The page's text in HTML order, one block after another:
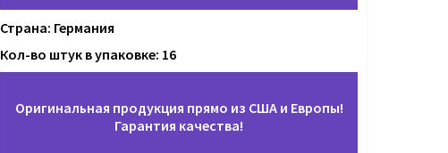
Страна: Германия
Кол-во штук в упаковке: 16
Оригинальная продукция прямо из США и Европы!
Гарантия качества!